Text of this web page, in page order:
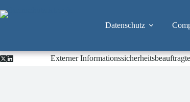
Inhalt
Datenschutz
Externer